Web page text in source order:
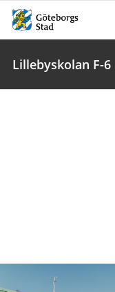
Lillebyskolan F-6